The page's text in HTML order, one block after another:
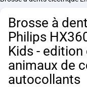
Brosse à
Philips
Kids -
animaux de
autocollants